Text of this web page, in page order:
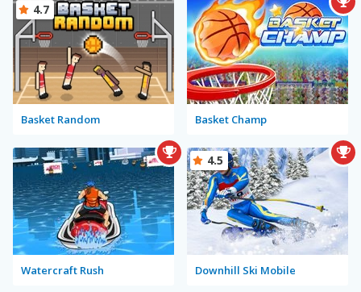
Basket Random
4.7
Basket Champ
Watercraft Rush Downhill Ski Mobile
4.5